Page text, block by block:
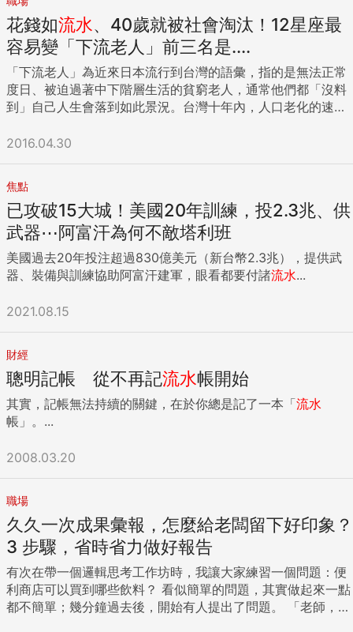
心，他表示這塊風水寶地擁有玉帶環腰的地理位置，當初在土
地整合時就受到地主們的支持，後來也順利施工推案，「天賞
水硯」是他非常喜歡的建築，做為退休生活的首選，建物面對
政治大學不會再有其他建物阻隔視野，享有河堤第一排的270
度美景，往前看有山又有河流，依山傍水，沿著河堤可隨性騎
著腳踏車到淡水賞海，或是背個背包到順著山路登山健行。 兆
雄建設指出，「天賞水硯」建設設計，堅持細節並要求完美，
斟酌長寬比完美量體、研究光的方向、琢磨開窗的比例、賦予
陽台錯層跳躍的表情，每戶人家都可以私藏主人偏愛的獨特景
緻，還可在陽台植栽草木，擁有私人的小型庭園景觀，在家一
如私藏一幅山水國畫。 聯絡電話02-2939-1717 天賞水硯官網
https:tssy.precise-marketing.com ...
報曾報導，IKEA的目錄有1／3是用電腦繪圖合成的，這讓我好
傷心，想說這跟作假照片有點像，但後來想想，若只是學
IDEA，應該也沒那麼嚴重，大家就當看熱鬧吧。 此文所有照
片取材自ikea美國官網，台灣版的大概要一個月後才會發行。
每年我都會跟著IKEA目錄做一番解析。今年IKEA目錄上運用了
哪些布置的點子呢？ 空間配色一向是IKEA的強項，藍灰色是他
們很愛用的顏色，但今年的比較深一點，我覺得也很好看。此
為電腦顯色會有色差，所以大家一定要現場試擦，看哪一個才
是妳要的顏色。 廚房的壁面採用黑色調，也是種突破。今年蠻
多深淺搭的手法，壁面是深色，櫃體是淺色，或者廚櫃門片是
淺色，枱面用深色。或倒過來。這個手法可以增加設計感，自
己設計廚具的人可多運用。 客廳的燈也變成大頭燈了。這兩年
來LOFT風格很盛，或許IKEA也想加點這個味道進來。不過，
姥姥要提醒大家。大顆的燈具不能太隨性用，若屋高不到3米2
者，最好要三思。因為空間矮或太小，配上大頭燈後會讓空間
的壓迫感增加，也會讓空間有點怪。 我家就有失敗的例子，因
為姥姥也喜歡大支的燈，放了盞在起居室。因賣場的空間較
大，燈具看起來很小，但我家起居室空間較小，燈一放進去，
就發現太大支了。整體空間不太協調，現在還不知如何處理那
盞燈。這血淚經驗也供大家參考。 上面這張客廳照有另一個重
點，也就是拆解組合型的餐桌。 若你家沒有大餐桌，若一下子
有10位朋友來時，常會覺得沒地方坐。IKEA的解決方案是，將
原本散居各處的茶几，拼成一張餐桌即可。再搬來幾張椅子，
大夥就可以圍著小茶几們吃吃喝喝，但平常這些小茶几又有其
的聚會，若是吃飯，還是覺得不太方便。 好，這個是姥姥覺得
IKEA今年最大膽的設計。將兩張沙發背對背放。IKEA是認為，
每個人總有想獨處的時候，但又不想跟家人離太遠。所以可以
把沙發背對背放（去年他們是面對面放），這樣就有點遠又不
會太遠啦。 其實，這邏輯我不是很瞭，因為要是我想獨處，應
該就不想跟家人太近，不過或許真的有時候大家雖然都在同一
空間，但希望小孩在東邊，老公在西邊，老婆在南邊，是這樣
的想法嗎？anyway，我覺得在台灣實施率不高，因為「沒空
間放第二張沙發吧」，哈。 原文在此 {DS_BOX_10984} ...
花錢如流水、40歲就被社會淘汰！12星座最
容易變「下流老人」前三名是....
「下流老人」為近來日本流行到台灣的語彙，指的是無法正常
度日、被迫過著中下階層生活的貧窮老人，通常他們都「沒料
到」自己人生會落到如此景況。台灣十年內，人口老化的速度
作用。 12星座那些人容易變成老而貧窮的「下流老人」？ 牡
的人誤以為你們的金錢價值觀是「只看現在，不顧未來」。然
而求生存的本能，讓你們明白「錢是壯膽好工具」，會準備一
筆私房錢以備不時之需，讓自己免於遭受老而貧窮的衝擊。 金
牛座（421 ~ 520）： 「自給自足」是你們的人生信仰，成長
過程會自我培養理財能力，且對生活任何花費會不斷比價，讓
周圍人常因你們的精於計算、斤斤計較，甚至因為錢，讓你們
慎，才讓你們能有足夠的錢過安穩的老年生活。 雙子座（521
~ 621）： 理財上的規劃讓欠缺自我管理能力的你們，常以計
劃趕不上變化為由，放任自己在花錢上只看眼前的享受。除非
你們得到父母或另一半在財務上的堅實後盾，通常到了40歲左
右，進入社會職場淘汰的年齡，不僅不易找到收入不錯的正職
工作，甚至從待業變長期失業，比他人更快面臨下流老人的景
況。 巨蟹座（622 ~ 722）： 年輕時，就會為自己買各類型
愛家愛孩子的你們，若兒女成為窮忙族或繭居族，由於不忍
不安。 獅子座（723 ~ 822）： 如果家人、親密之人不受你
們掌控，脾氣就變很大且口不擇言，讓關係難以修復。隨著年
紀越來越大，你們易成孤獨寂寞的老者，萬一遇到無法預期的
重病，突然出現大筆的醫療、看護費用，易拖累你們退休財務
計劃。要注意別讓自尊心作祟，成為沒有家人、社會支援的老
人。 處女座（823 ~ 922）： 你們不允許自己發生「依賴他
人」狀況。努力賺錢、存錢，並會確切做好未來住進養老院金
2016.04.30
焦點
已攻破15大城！美國20年訓練，投2.3兆、供
武器⋯阿富汗為何不敵塔利班
美國過去20年投注超過830億美元（新台幣2.3兆），提供武
器、裝備與訓練協助阿富汗建軍，眼看都要付諸流水...
2021.08.15
財經
聰明記帳 從不再記流水帳開始
其實，記帳無法持續的關鍵，在於你總是記了一本「流水
帳」。...
2008.03.20
職場
久久一次成果彙報，怎麼給老闆留下好印象？
3 步驟，省時省力做好報告
有次在帶一個邏輯思考工作坊時，我讓大家練習一個問題：便
利商店可以買到哪些飲料？ 看似簡單的問題，其實做起來一點
都不簡單；幾分鐘過去後，開始有人提出了問題。 「老師，這